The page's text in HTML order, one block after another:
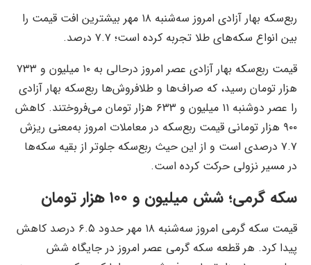
ربع‌سکه بهار آزادی امروز سه‌شنبه ۱۸ مهر بیشترین افت قیمت را
بین انواع سکه‌های طلا تجربه کرده است؛ ۷.۷ درصد.
قیمت ربع‌سکه بهار آزادی عصر امروز درحالی به ۱۰ میلیون و ۷۳۳
هزار تومان رسید، که صراف‌ها و طلافروش‌ها ربع‌سکه بهار آزادی
را عصر دوشنبه ۱۱ میلیون و ۶۳۳ هزار تومان می‌فروختند. کاهش
۹۰۰ هزار تومانی قیمت ربع‌سکه در معاملات امروز به‌معنی ریزش
۷.۷ درصدی است و از این حیث ربع‌سکه جلوتر از بقیه سکه‌ها
در مسیر نزولی حرکت کرده است.
سکه گرمی؛ شش میلیون و ۱۰۰ هزار تومان
قیمت سکه گرمی امروز سه‌شنبه ۱۸ مهر حدود ۶.۵ درصد کاهش
پیدا کرد. هر قطعه سکه گرمی عصر امروز در جایگاه شش